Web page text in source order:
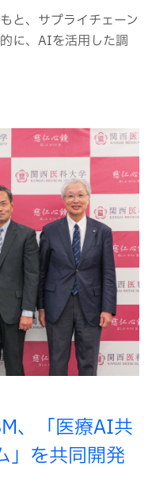
と、サプライチェーン
に、AIを活用した調
、「医療AI共
」を共同開発